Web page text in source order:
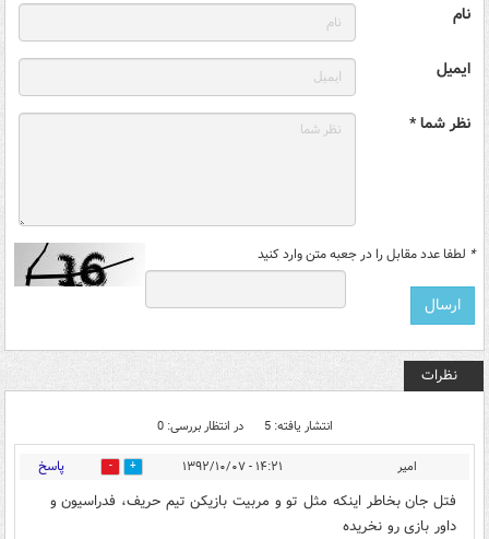
نام
ایمیل
نظر شما *
* لطفا عدد مقابل را در جعبه متن وارد کنید
نظرات
انتشار یافته: 5 در انتظار بررسی: 0
امیر ۱۴:۲۱ - ۱۳۹۲/۱۰/۰۷ 0 پاسخ
فتل جان بخاطر اینکه مثل تو و مربیت بازیکن تیم حریف، فدراسیون و
داور بازی رو نخریده